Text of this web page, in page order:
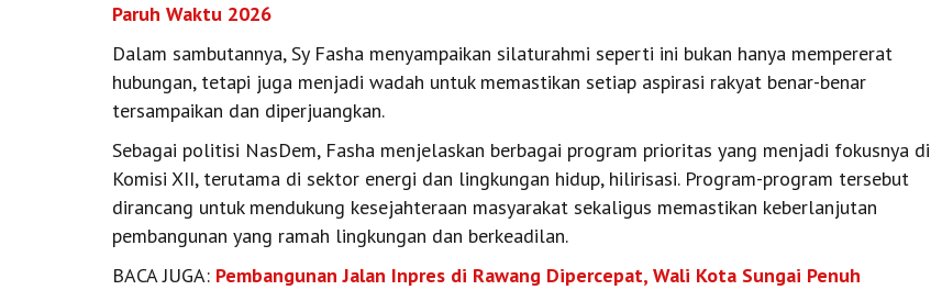
Paruh Waktu 2026
Dalam sambutannya, Sy Fasha menyampaikan silaturahmi seperti ini bukan hanya mempererat
hubungan, tetapi juga menjadi wadah untuk memastikan setiap aspirasi rakyat benar-benar
tersampaikan dan diperjuangkan.
Sebagai politisi NasDem, Fasha menjelaskan berbagai program prioritas yang menjadi fokusnya di
Komisi XII, terutama di sektor energi dan lingkungan hidup, hilirisasi. Program-program tersebut
dirancang untuk mendukung kesejahteraan masyarakat sekaligus memastikan keberlanjutan
pembangunan yang ramah lingkungan dan berkeadilan.
BACA JUGA: Pembangunan Jalan Inpres di Rawang Dipercepat, Wali Kota Sungai Penuh